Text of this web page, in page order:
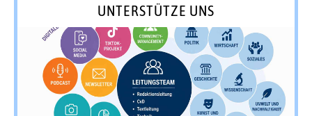
UNTERSTÜTZE UNS